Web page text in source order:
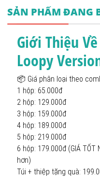
SẢN PHẨM ĐANG
Giới Thiệu
Loopy
📦 Giá phân loại theo
1 hộp: 65.000đ
2 hộp: 129.000đ
3 hộp: 159.000đ
4 hộp: 189.000đ
5 hộp: 219.000đ
6 hộp: 179.000đ (GIÁ
hơn)
Túi + thiệp tặng quà: